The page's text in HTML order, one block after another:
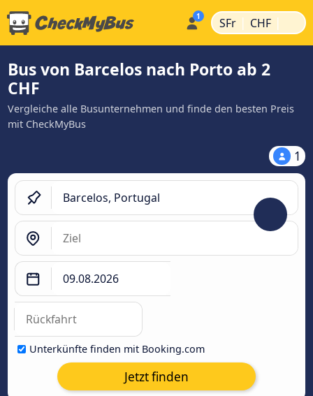
SFr | CHF |
Bus von Barcelos nach Porto ab 2
CHF
Vergleiche alle Busunternehmen und finde den besten Preis
mit CheckMyBus
1
Unterkünfte finden mit Booking.com
Jetzt finden